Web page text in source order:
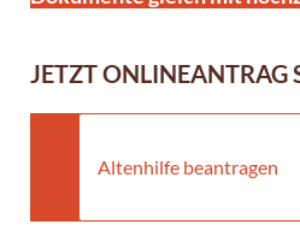
JETZT ONLINEANTRAG
Altenhilfe beantragen